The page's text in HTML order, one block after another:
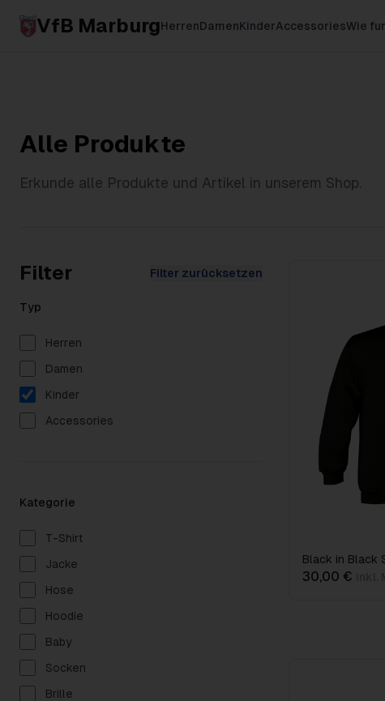
VfB MarburgHerrenDamenKinderAccessoriesWie
Alle Produkte
Erkunde alle Produkte und Artikel in unserem Shop.
Filter Filter zurücksetzen
Typ
Herren
Damen
Kinder
Accessories
Kategorie
T-Shirt
Jacke
Hose
Hoodie
Baby
Socken
Brille
Black in Black
30,00 €